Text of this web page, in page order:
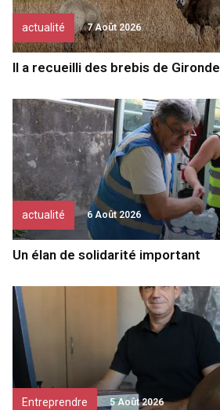
actualité 7 Août 2026
Il a recueilli des brebis de Gironde
actualité 6 Août 2026
Un élan de solidarité important
Entreprendre 5 Août 2026